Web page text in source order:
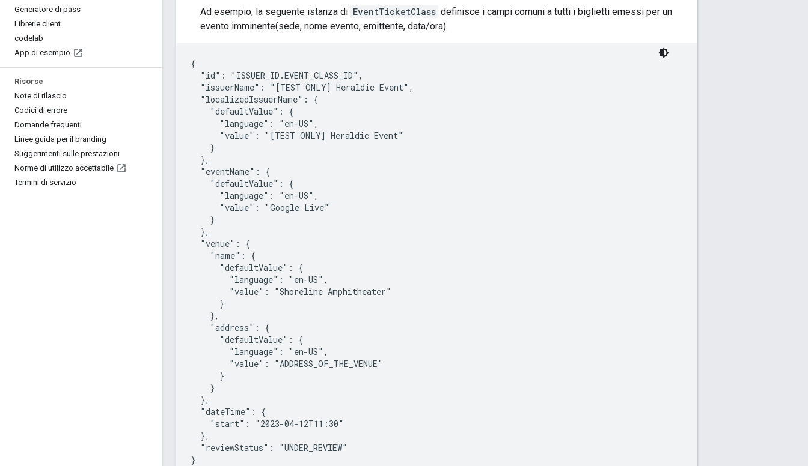
Generatore di pass
Librerie client
codelab
App di esempio
Risorse
Note di rilascio
Codici di errore
Domande frequenti
Linee guida per il branding
Suggerimenti sulle prestazioni
Norme di utilizzo accettabile
Termini di servizio
Ad esempio, la seguente istanza di EventTicketClass definisce i campi comuni a tutti i biglietti emessi per un
evento imminente(sede, nome evento, emittente, data/ora).
{
  "id": "ISSUER_ID.EVENT_CLASS_ID",
  "issuerName": "[TEST ONLY] Heraldic Event",
  "localizedIssuerName": {
    "defaultValue": {
      "language": "en-US",
      "value": "[TEST ONLY] Heraldic Event"
    }
  },
  "eventName": {
    "defaultValue": {
      "language": "en-US",
      "value": "Google Live"
    }
  },
  "venue": {
    "name": {
      "defaultValue": {
        "language": "en-US",
        "value": "Shoreline Amphitheater"
      }
    },
    "address": {
      "defaultValue": {
        "language": "en-US",
        "value": "ADDRESS_OF_THE_VENUE"
      }
    }
  },
  "dateTime": {
    "start": "2023-04-12T11:30"
  },
  "reviewStatus": "UNDER_REVIEW"
}